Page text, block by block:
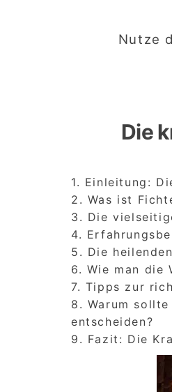
Nutze
Die
1. Einleitung:
2. Was ist
3. Die
4.
5. Die
6. Wie man die
7. Tipps zur
8. Warum
entscheiden?
9. Fazit: Die